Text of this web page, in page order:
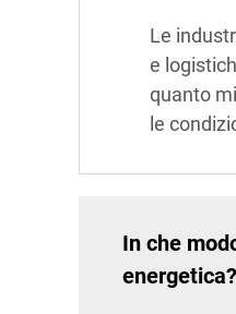
Le
e
quanto
le
In che
energetica?